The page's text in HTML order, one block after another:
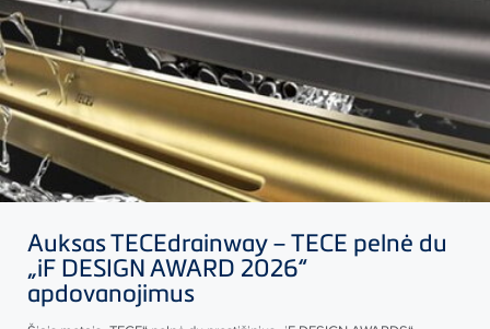
AuksasTECEdrainway –TECE pelnė du
„iF DESIGN AWARD 2026“
apdovanojimus